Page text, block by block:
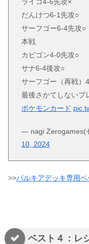
ライコ4-6先攻×
だんけつ6-1先攻○
サーフゴー6-4先攻○
本戦
カビゴン4-0先攻○
サナ6-4後攻○
サーフゴー（再戦）
最後さかてしないプ
ポケモンカード
— nagi Zerogames(
10, 2024
>>パルキアデッキ専用
ベスト４：レ